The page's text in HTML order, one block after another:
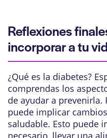
Reflexiones
incorporar a tu
¿Qué es la diabetes?
comprendas los
de ayudar a prevenirla.
puede implicar
saludable. Esto puede
necesario, llevar una